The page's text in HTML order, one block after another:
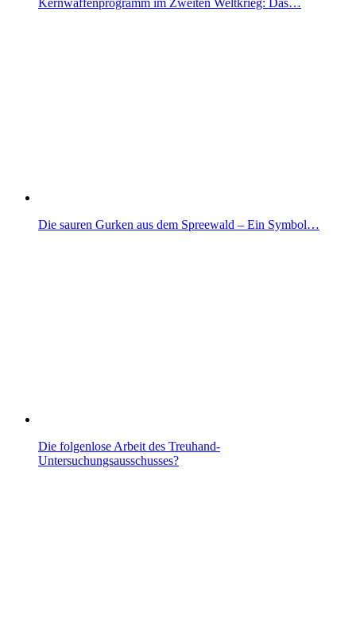
Die sauren Gurken aus dem Spreewald – Ein Symbol…
Die folgenlose Arbeit des Treuhand-
Untersuchungsausschusses?